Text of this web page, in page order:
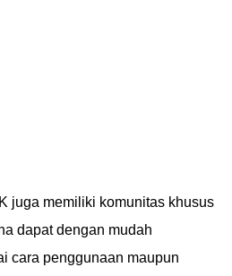
juga memiliki komunitas khusus
dapat dengan mudah
cara penggunaan maupun